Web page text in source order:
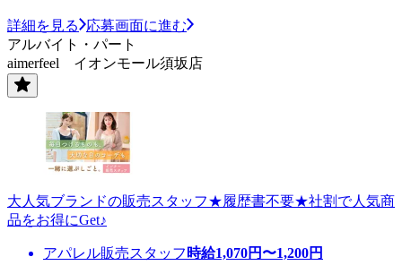
詳細を見る
応募画面に進む
アルバイト・パート
aimerfeel イオンモール須坂店
大人気ブランドの販売スタッフ★履歴書不要★社割で人気商
品をお得にGet♪
アパレル販売スタッフ 時給1,070円〜1,200円